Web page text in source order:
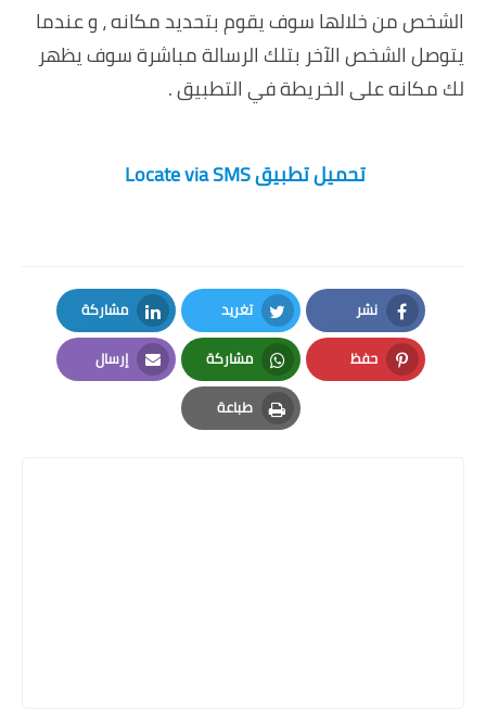
الشخص من خلالها سوف يقوم بتحديد مكانه ، و عندما
يتوصل الشخص الآخر بتلك الرسالة مباشرة سوف يظهر
لك مكانه على الخريطة في التطبيق .
تحميل تطبيق Locate via SMS
نشر
Facebook
تغريد
Twitter
مشاركة
LinkedIn
حفظ
Pinterest
مشاركة
Whatsapp
إرسال
Email
طباعة
Print